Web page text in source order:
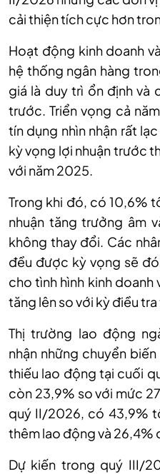
cải thiện tích cực hơn
Hoạt động kinh doanh
hệ thống ngân hàng
giá là duy trì ổn định và
trước. Triển vọng cả
tín dụng nhìn nhận rất
kỳ vọng lợi nhuận trước
với năm 2025.
Trong khi đó, có 10,6%
nhuận tăng trưởng âm
không thay đổi. Các
đều được kỳ vọng sẽ
cho tình hình kinh doanh
tăng lên so với kỳ điều
Thị trường lao động
nhận những chuyển
thiếu lao động tại cuối
còn 23,9% so với mức
quý II/2026, có 43,9%
thêm lao động và 26,4%
Dự kiến trong quý III/